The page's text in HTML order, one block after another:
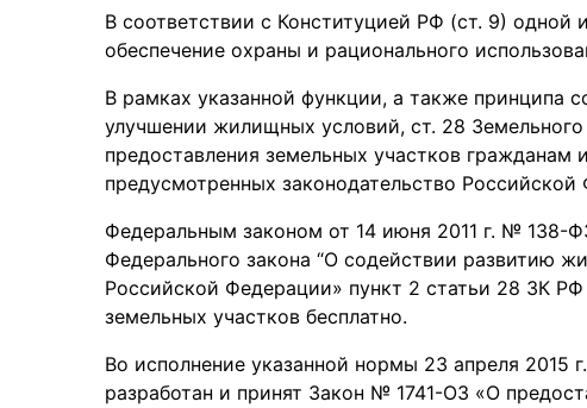
В соответствии с Конституцией РФ (ст. 9) одной
обеспечение охраны и рационального
В рамках указанной функции, а также
улучшении жилищных условий, ст. 28
предоставления земельных участков гражданам
предусмотренных законодательство
Федеральным законом от 14 июня 2011 г. № 138-
Федерального закона “О содействии развитию
Российской Федерации» пункт 2 статьи 28 ЗК
земельных участков бесплатно.
Во исполнение указанной нормы 23 апреля 2015
разработан и принят Закон № 1741-ОЗ «О